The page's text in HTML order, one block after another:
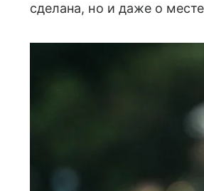
сделана, но и даже о